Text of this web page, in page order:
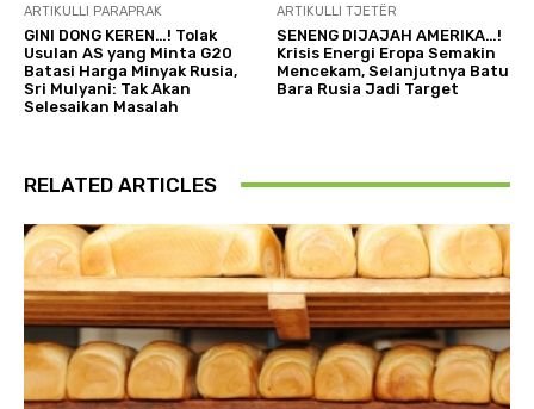
ARTIKULLI PARAPRAK
GINI DONG KEREN…! Tolak
Usulan AS yang Minta G20
Batasi Harga Minyak Rusia,
Sri Mulyani: Tak Akan
Selesaikan Masalah
ARTIKULLI TJETËR
SENENG DIJAJAH AMERIKA…!
Krisis Energi Eropa Semakin
Mencekam, Selanjutnya Batu
Bara Rusia Jadi Target
RELATED ARTICLES